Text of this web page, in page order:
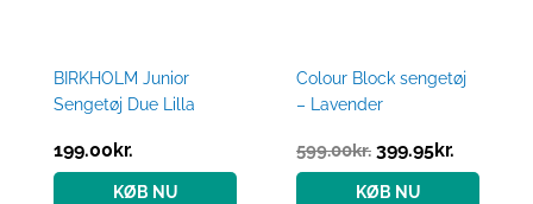
BIRKHOLM Junior
Sengetøj Due Lilla
199.00kr.
KØB NU
Colour Block sengetøj
– Lavender
599.00kr. 399.95kr.
KØB NU